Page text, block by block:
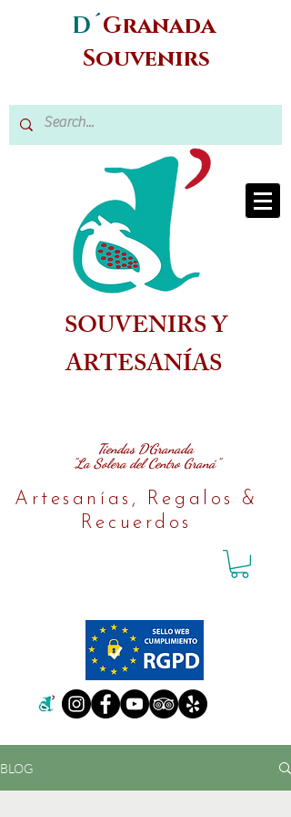
D´Granada
Souvenirs
SOUVENIRS Y
ARTESANÍAS
Tiendas D´Granada
"La Solera del Centro Graná"
Artesanías, Regalos &
Recuerdos
BLOG